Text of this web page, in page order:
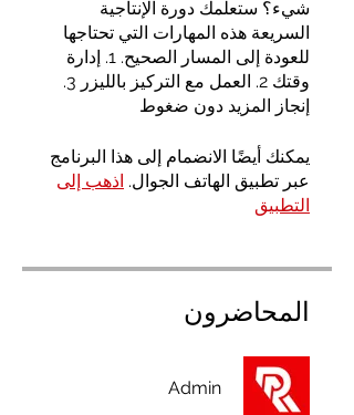
شيء؟ ستعلمك دورة الإنتاجية
السريعة هذه المهارات التي تحتاجها
للعودة إلى المسار الصحيح. 1. إدارة
وقتك 2. العمل مع التركيز بالليزر 3.
إنجاز المزيد دون ضغوط
يمكنك أيضًا الانضمام إلى هذا البرنامج
عبر تطبيق الهاتف الجوال. اذهب إلى
التطبيق
المحاضرون
Admin